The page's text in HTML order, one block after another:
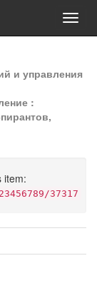
и управления
:
item:
37317